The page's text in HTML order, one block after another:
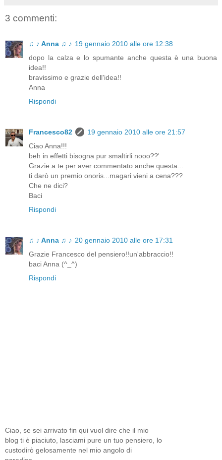
3 commenti:
♫ ♪ Anna ♫ ♪ 19 gennaio 2010 alle ore 12:38
dopo la calza e lo spumante anche questa è una buona
idea!!
bravissimo e grazie dell'idea!!
Anna
Rispondi
Francesco82
19 gennaio 2010 alle ore 21:57
Ciao Anna!!!
beh in effetti bisogna pur smaltirli nooo??'
Grazie a te per aver commentato anche questa...
ti darò un premio onoris...magari vieni a cena???
Che ne dici?
Baci
Rispondi
♫ ♪ Anna ♫ ♪ 20 gennaio 2010 alle ore 17:31
Grazie Francesco del pensiero!!un'abbraccio!!
baci Anna (^_^)
Rispondi
Ciao, se sei arrivato fin qui vuol dire che il mio
blog ti è piaciuto, lasciami pure un tuo pensiero, lo
custodirò gelosamente nel mio angolo di